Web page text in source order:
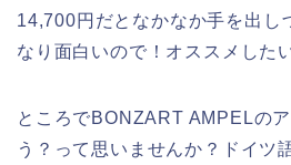
14,700円だとなかなか手を出し
なり面白いので！オススメした
ところでBONZART AMPELの
う？って思いませんか？ドイツ